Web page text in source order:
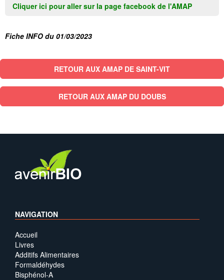
Cliquer ici pour aller sur la page facebook de l'AMAP
Fiche INFO du 01/03/2023
RETOUR AUX AMAP DE SAINT-VIT
RETOUR AUX AMAP DU DOUBS
NAVIGATION
Accueil
Livres
Additifs Alimentaires
Formaldéhydes
Bisphénol-A